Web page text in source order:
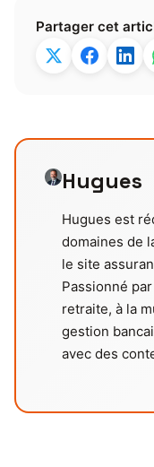
Partager cet
Hugues
Hugues est
domaines de
le site
Passionné
retraite, à la
gestion
avec des